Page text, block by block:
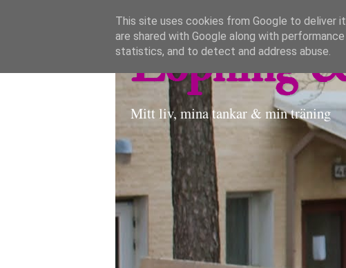
Löpning
Mitt liv, mina tankar & min träning
This site uses cookies from Google to deliver
are shared with Google along with
statistics, and to detect and address abuse.